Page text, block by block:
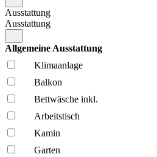
Ausstattung
Ausstattung
Allgemeine Ausstattung
Klima­anlage
Balkon
Bettwäsche inkl.
Arbeitstisch
Kamin
Garten